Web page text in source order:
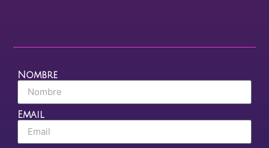
Nombre
Email